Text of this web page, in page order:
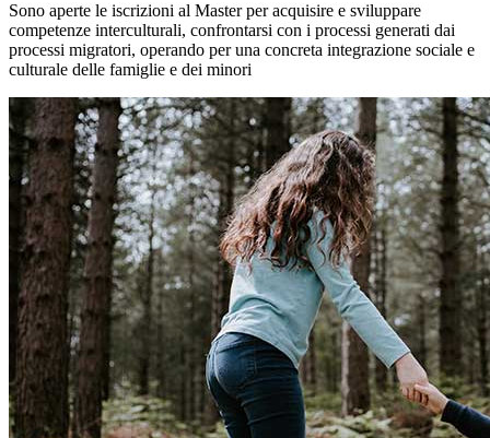
Sono aperte le iscrizioni al Master per acquisire e sviluppare
competenze interculturali, confrontarsi con i processi generati dai
processi migratori, operando per una concreta integrazione sociale e
culturale delle famiglie e dei minori